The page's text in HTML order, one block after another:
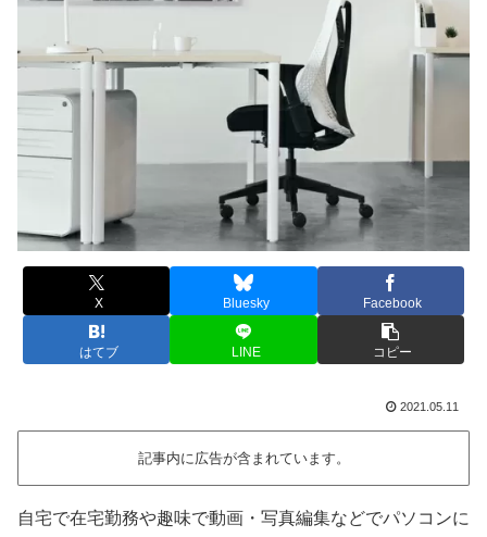
X Bluesky Facebook
はてブ LINE コピー
2021.05.11
記事内に広告が含まれています。
自宅で在宅勤務や趣味で動画・写真編集などでパソコンに